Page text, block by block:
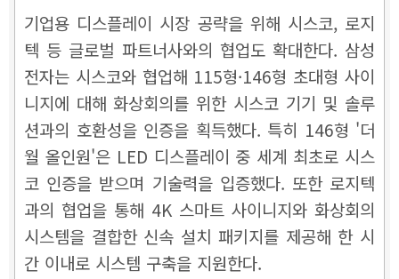
기업용 디스플레이 시장 공략을 위해 시스코, 로지
텍 등 글로벌 파트너사와의 협업도 확대한다. 삼성
전자는 시스코와 협업해 115형·146형 초대형 사이
니지에 대해 화상회의를 위한 시스코 기기 및 솔루
션과의 호환성을 인증을 획득했다. 특히 146형 '더
월 올인원'은 LED 디스플레이 중 세계 최초로 시스
코 인증을 받으며 기술력을 입증했다. 또한 로지텍
과의 협업을 통해 4K 스마트 사이니지와 화상회의
시스템을 결합한 신속 설치 패키지를 제공해 한 시
간 이내로 시스템 구축을 지원한다.